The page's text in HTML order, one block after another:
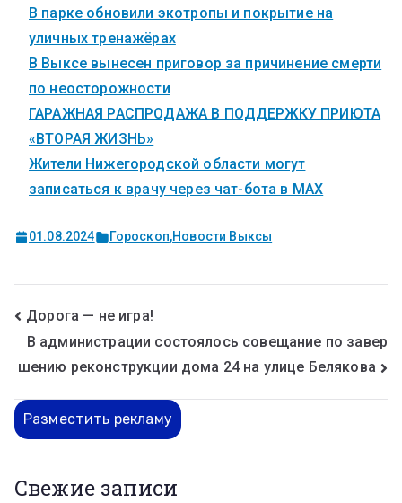
В парке обновили экотропы и покрытие на
уличных тренажёрах
В Выксе вынесен приговор за причинение смерти
по неосторожности
ГАРАЖНАЯ РАСПРОДАЖА В ПОДДЕРЖКУ ПРИЮТА
«ВТОРАЯ ЖИЗНЬ»
Жители Нижегородской области могут
записаться к врачу через чат-бота в MAX
01.08.2024 Гороскоп,Новости Выксы
Дорога — не игра!
В администрации состоялось совещание по завер
шению реконструкции дома 24 на улице Белякова
Разместить рекламу
Свежие записи